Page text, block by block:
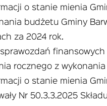
o stanie mienia
budżetu Gminy
za 2024 rok.
finansowych
rocznego z
o stanie mienia
Nr 50.3.3.2025